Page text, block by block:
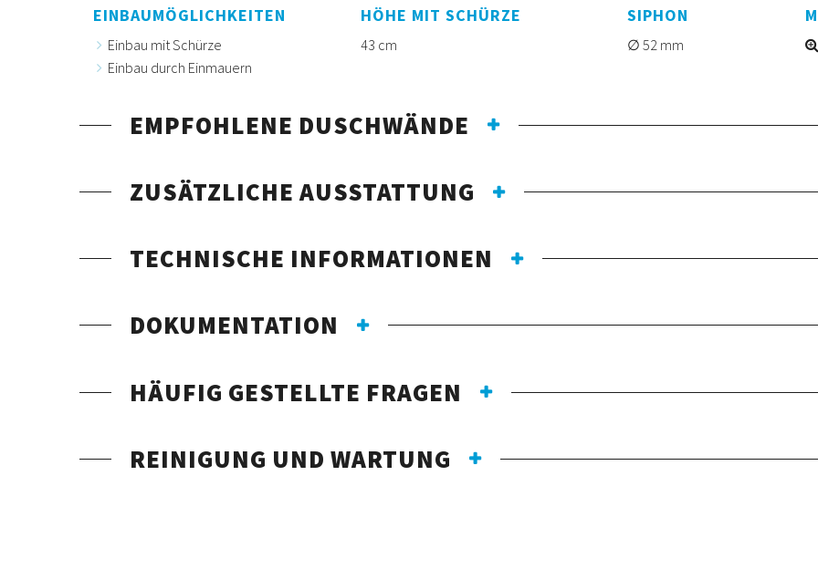
EINBAUMÖGLICHKEITEN
Einbau mit Schürze
Einbau durch Einmauern
HÖHE MIT SCHÜRZE
43 cm
SIPHON
52 mm
EMPFOHLENE DUSCHWÄNDE
ZUSÄTZLICHE AUSSTATTUNG
TECHNISCHE INFORMATIONEN
DOKUMENTATION
HÄUFIG GESTELLTE FRAGEN
REINIGUNG UND WARTUNG